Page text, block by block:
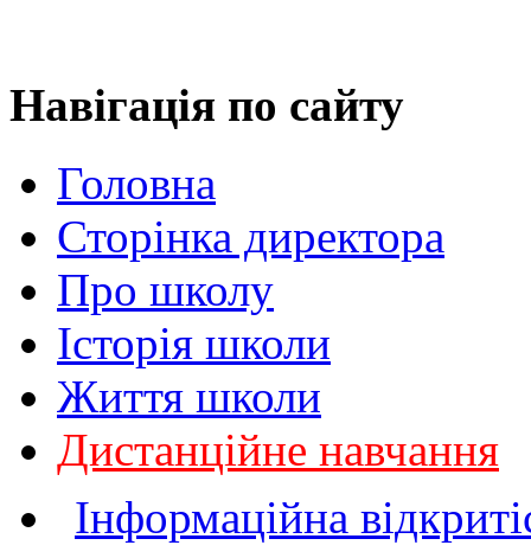
Навігація по сайту
Головна
Сторінка директора
Про школу
Історія школи
Життя школи
Дистанційне навчання
Інформаційна